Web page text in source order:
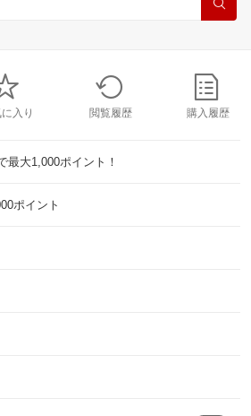
入り 閲覧履歴 購入履歴
最大1,000ポイント！
ポイント